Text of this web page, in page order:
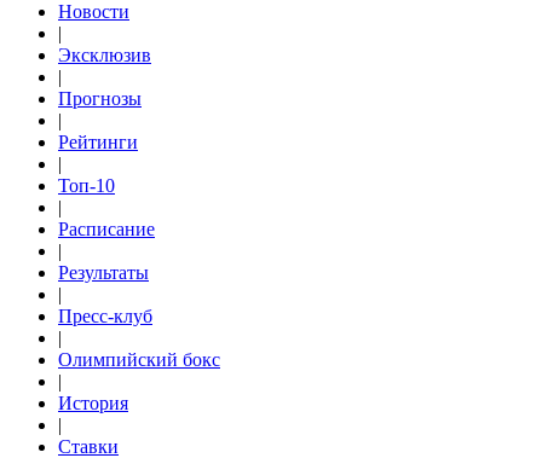
Новости
|
Эксклюзив
|
Прогнозы
|
Рейтинги
|
Топ-10
|
Расписание
|
Результаты
|
Пресс-клуб
|
Олимпийский бокс
|
История
|
Ставки